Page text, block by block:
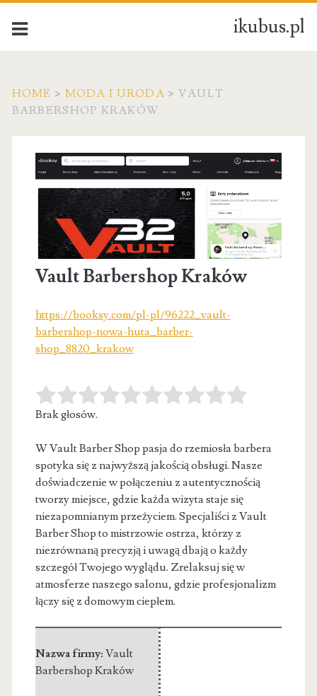
ikubus.pl
HOME > MODA I URODA > VAULT
BARBERSHOP KRAKÓW
Vault Barbershop Kraków
https://booksy.com/pl-pl/96222_vault-
barbershop-nowa-huta_barber-
shop_8820_krakow
Brak głosów.
W Vault Barber Shop pasja do rzemiosła barbera
spotyka się z najwyższą jakością obsługi. Nasze
doświadczenie w połączeniu z autentycznością
tworzy miejsce, gdzie każda wizyta staje się
niezapomnianym przeżyciem. Specjaliści z Vault
Barber Shop to mistrzowie ostrza, którzy z
niezrównaną precyzją i uwagą dbają o każdy
szczegół Twojego wyglądu. Zrelaksuj się w
atmosferze naszego salonu, gdzie profesjonalizm
łączy się z domowym ciepłem.
Nazwa firmy: Vault
Barbershop Kraków